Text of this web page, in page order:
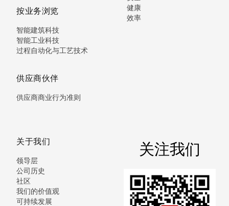
按业务浏览
智能建筑科技
智能工业科技
过程自动化与工艺技术
供应商伙伴
供应商商业行为准则
健康
效率
关于我们
领导层
公司历史
社区
我们的价值观
可持续发展
关注我们